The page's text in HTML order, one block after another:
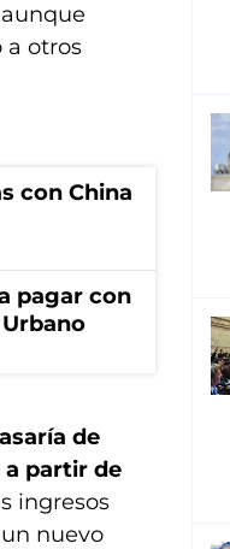
aunque
a otros
con China
pagar con
de
a partir de
ingresos
nuevo